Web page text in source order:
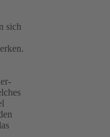
sich